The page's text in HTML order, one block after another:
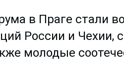
в Праге стали
России и Чехии,
молодые